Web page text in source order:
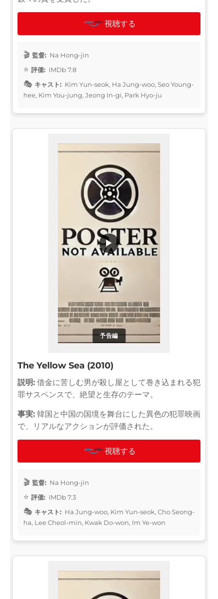
視聴する
監督: Na Hong-jin
評価: IMDb 7.8
キャスト: Kim Yun-seok, Ha Jung-woo, Seo Young-
hee, Kim You-jung, Jeong In-gi, Park Hyo-ju
予告編
▶
The Yellow Sea (2010)
説明: 借金に苦しむ男が殺し屋として巻き込まれる犯
罪サスペンスで、絶望と生存のテーマ。
事実: 韓国と中国の国境を舞台にした異色の犯罪映画
で、リアルなアクションが評価された。
視聴する
監督: Na Hong-jin
評価: IMDb 7.3
キャスト: Ha Jung-woo, Kim Yun-seok, Cho Seong-
ha, Lee Cheol-min, Kwak Do-won, Im Ye-won